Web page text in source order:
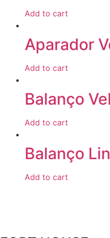
Add to cart
Aparador
Add to cart
Balanço
Add to cart
Balanço
Add to cart